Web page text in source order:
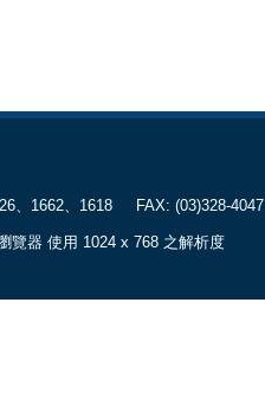
、1662、1618 FAX: (03)328-4047
覽器 使用 1024 x 768 之解析度